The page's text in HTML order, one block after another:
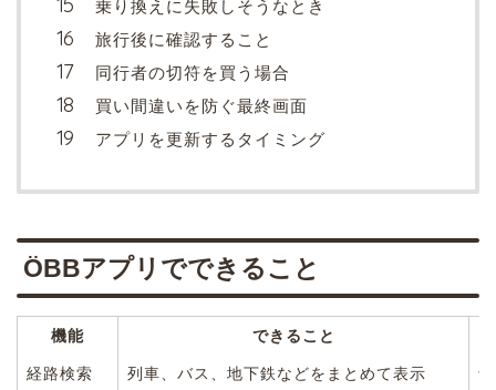
乗り換えに失敗しそうなとき
旅行後に確認すること
同行者の切符を買う場合
買い間違いを防ぐ最終画面
アプリを更新するタイミング
ÖBBアプリでできること
機能 できること
経路検索 列車、バス、地下鉄などをまとめて表示